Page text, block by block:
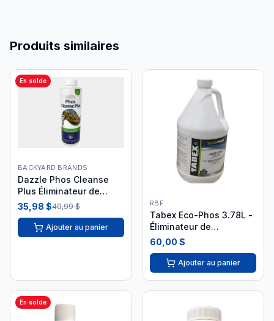
Produits similaires
En solde
BACKYARD BRANDS
Dazzle Phos Cleanse
Plus Éliminateur de
Phosphate 1L DAZ03008
35,98 $40,99 $
Ajouter au panier
RBF
Tabex Eco-Phos 3.78L -
Éliminateur de
phosphates
60,00 $
Ajouter au panier
En solde